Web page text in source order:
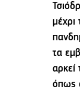
μέχρι
τα
αρκεί
όπως